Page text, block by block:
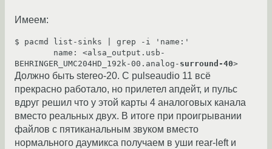
Имеем:
$ pacmd list-sinks | grep -i 'name:'
BEHRINGER_UMC204HD_192k-00.analog- surround-40
Должно быть stereo-20. С pulseaudio 11 всё
прекрасно работало, но прилетел апдейт, и пульс
вдруг решил что у этой карты 4 аналоговых канала
вместо реальных двух. В итоге при проигрывании
файлов с пятиканальным звуком вместо
нормального даумикса получаем в уши rear-left и